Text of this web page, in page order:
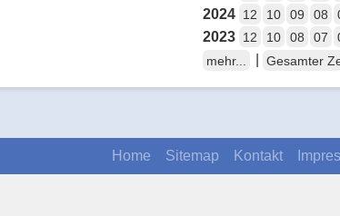
2024 12 10 09 08
2023 12 10 08 07
mehr...
Gesamter
Home Sitemap Kontakt